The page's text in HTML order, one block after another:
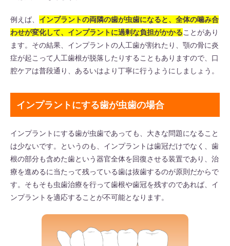
例えば、 インプラントの両隣の歯が虫歯になると、全体の噛み合
わせが変化して、インプラントに過剰な負担がかかることがあり
ます。その結果、インプラントの人工歯が割れたり、顎の骨に炎
症が起こって人工歯根が脱落したりすることもありますので、口
腔ケアは普段通り、あるいはより丁寧に行うようにしましょう。
インプラントにする歯が虫歯の場合
インプラントにする歯が虫歯であっても、大きな問題になること
は少ないです。というのも、インプラントは歯冠だけでなく、歯
根の部分も含めた歯という器官全体を回復させる装置であり、治
療を進めるに当たって残っている歯は抜歯するのが原則だからで
す。そもそも虫歯治療を行って歯根や歯冠を残すのであれば、イ
ンプラントを適応することが不可能となります。